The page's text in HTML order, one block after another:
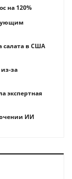
на 120%
салата в США
за
экспертная
ИИ